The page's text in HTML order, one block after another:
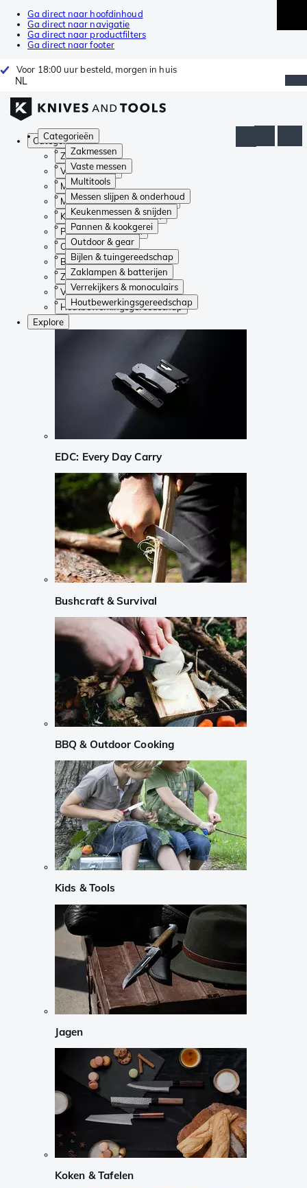
Ga direct naar hoofdinhoud
Ga direct naar navigatie
Ga direct naar productfilters
Ga direct naar footer
Voor 18:00 uur besteld, morgen in huis
NL
Categorieën
Zakmessen
Vaste messen
Multitools
Messen slijpen & onderhoud
Keukenmessen & snijden
Pannen & kookgerei
Outdoor & gear
Bijlen & tuingereedschap
Zaklampen & batterijen
Verrekijkers & monoculairs
Houtbewerkingsgereedschap
Categorieën
Zakmessen
Vaste messen
Multitools
Messen slijpen & onderhoud
Keukenmessen & snijden
Pannen & kookgerei
Outdoor & gear
Bijlen & tuingereedschap
Zaklampen & batterijen
Verrekijkers & monoculairs
Houtbewerkingsgereedschap
Explore
EDC: Every Day Carry
Bushcraft & Survival
BBQ & Outdoor Cooking
Kids & Tools
Jagen
Koken & Tafelen